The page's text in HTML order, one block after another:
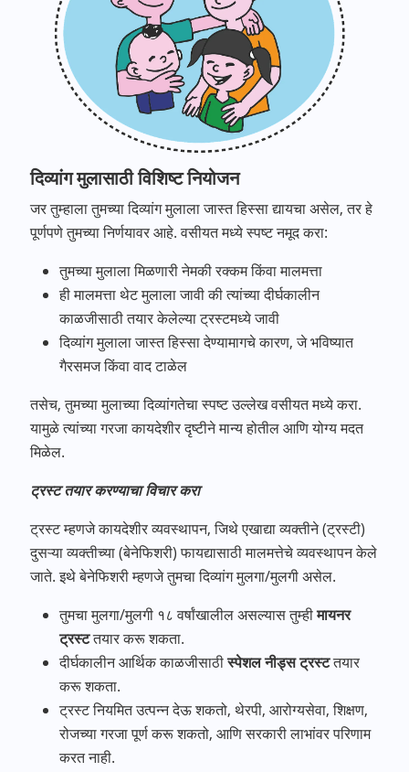
दिव्यांग मुलासाठी विशिष्ट नियोजन
जर तुम्हाला तुमच्या दिव्यांग मुलाला जास्त हिस्सा द्यायचा असेल, तर हे
पूर्णपणे तुमच्या निर्णयावर आहे. वसीयत मध्ये स्पष्ट नमूद करा:
तुमच्या मुलाला मिळणारी नेमकी रक्कम किंवा मालमत्ता
ही मालमत्ता थेट मुलाला जावी की त्यांच्या दीर्घकालीन
काळजीसाठी तयार केलेल्या ट्रस्टमध्ये जावी
दिव्यांग मुलाला जास्त हिस्सा देण्यामागचे कारण, जे भविष्यात
गैरसमज किंवा वाद टाळेल
तसेच, तुमच्या मुलाच्या दिव्यांगतेचा स्पष्ट उल्लेख वसीयत मध्ये करा.
यामुळे त्यांच्या गरजा कायदेशीर दृष्टीने मान्य होतील आणि योग्य मदत
मिळेल.
ट्रस्ट तयार करण्याचा विचार करा
ट्रस्ट म्हणजे कायदेशीर व्यवस्थापन, जिथे एखाद्या व्यक्तीने (ट्रस्टी)
दुसऱ्या व्यक्तीच्या (बेनेफिशरी) फायद्यासाठी मालमत्तेचे व्यवस्थापन केले
जाते. इथे बेनेफिशरी म्हणजे तुमचा दिव्यांग मुलगा/मुलगी असेल.
तुमचा मुलगा/मुलगी १८ वर्षांखालील असल्यास तुम्हीमायनर
ट्रस्टतयार करू शकता.
दीर्घकालीन आर्थिक काळजीसाठीस्पेशल नीड्स ट्रस्टतयार
करू शकता.
ट्रस्ट नियमित उत्पन्न देऊ शकतो, थेरपी, आरोग्यसेवा, शिक्षण,
रोजच्या गरजा पूर्ण करू शकतो, आणि सरकारी लाभांवर परिणाम
करत नाही.